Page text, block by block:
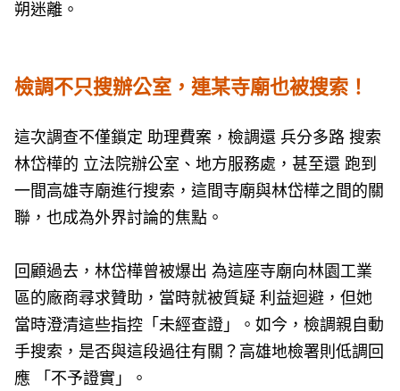
朔迷離。
檢調不只搜辦公室，連某寺廟也被搜索！
這次調查不僅鎖定 助理費案，檢調還 兵分多路 搜索
林岱樺的 立法院辦公室、地方服務處，甚至還 跑到
一間高雄寺廟進行搜索，這間寺廟與林岱樺之間的關
聯，也成為外界討論的焦點。
回顧過去，林岱樺曾被爆出 為這座寺廟向林園工業
區的廠商尋求贊助，當時就被質疑 利益迴避，但她
當時澄清這些指控「未經查證」。如今，檢調親自動
手搜索，是否與這段過往有關？高雄地檢署則低調回
應 「不予證實」。